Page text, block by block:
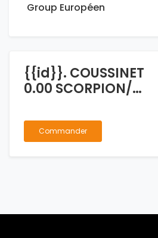
Group Européen
{{id}}. COUSSINET
0.00 SCORPION/
Commander